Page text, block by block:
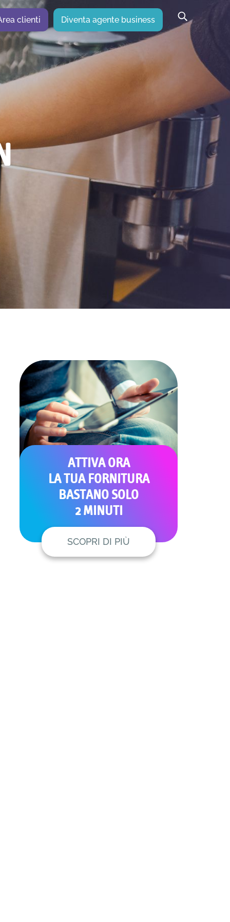
clienti Diventa agente business
ATTIVA ORA
LA TUA FORNITURA
BASTANO SOLO
2 MINUTI
SCOPRI DI PIÙ